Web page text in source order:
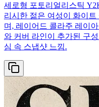
세로형 포토리얼리스틱
리시한 젊은 여성이 화이
며, 레이어드 콜라주 레이
와 커버 라인이 추가된 구
심 속 스냅샷 느낌.